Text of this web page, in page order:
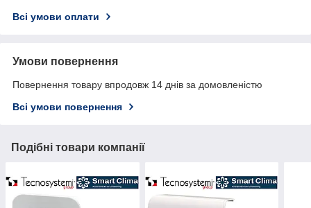
Всі умови оплати
Умови повернення
Повернення товару впродовж 14 днів за домовленістю
Всі умови повернення
Подібні товари компанії